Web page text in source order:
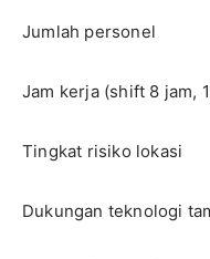
Jumlah personel
Jam kerja (shift 8 jam,
Tingkat risiko lokasi
Dukungan teknologi